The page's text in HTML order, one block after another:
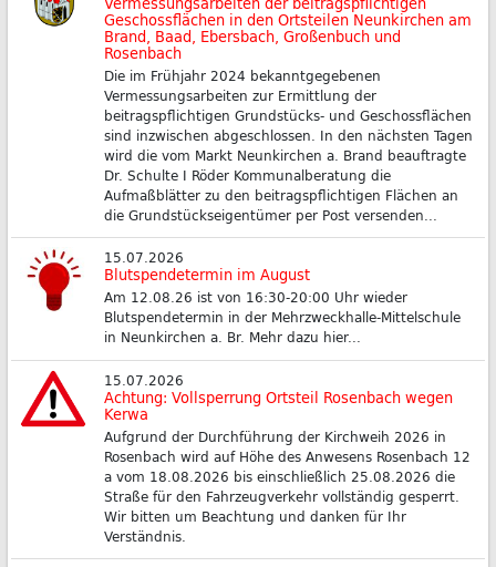
Geschossflächen in den Ortsteilen Neunkirchen am
Brand, Baad, Ebersbach, Großenbuch und
Rosenbach
Die im Frühjahr 2024 bekanntgegebenen
Vermessungsarbeiten zur Ermittlung der
beitragspflichtigen Grundstücks- und Geschossflächen
sind inzwischen abgeschlossen. In den nächsten Tagen
wird die vom Markt Neunkirchen a. Brand beauftragte
Dr. Schulte I Röder Kommunalberatung die
Aufmaßblätter zu den beitragspflichtigen Flächen an
die Grundstückseigentümer per Post versenden...
15.07.2026
Blutspendetermin im August
Am 12.08.26 ist von 16:30-20:00 Uhr wieder
Blutspendetermin in der Mehrzweckhalle-Mittelschule
in Neunkirchen a. Br. Mehr dazu hier...
15.07.2026
Achtung: Vollsperrung Ortsteil Rosenbach wegen
Kerwa
Aufgrund der Durchführung der Kirchweih 2026 in
Rosenbach wird auf Höhe des Anwesens Rosenbach 12
a vom 18.08.2026 bis einschließlich 25.08.2026 die
Straße für den Fahrzeugverkehr vollständig gesperrt.
Wir bitten um Beachtung und danken für Ihr
Verständnis.